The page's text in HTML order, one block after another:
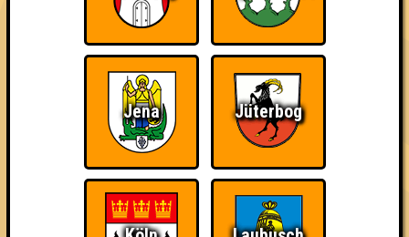
Abwechselnd ausgetüftelt und präsentiert von unseren guten
Freunden Hiero, Felix, Eva & Richard erwarten euch fünf Runden
mit jeweils bis zu 10 Fragen in den verschiedensten Formen,
Farben und Schwierigkeitsgraden.
Der Platz ist begrenzt, also reserviert am besten schnell einen
Tisch für euer Team, das maximal aus acht Personen bestehen
darf - Link in der Bio!
...und wenn du Bock hast, auch mal ein Quiz zu hosten, dann
melde dich einfach bei uns - wir sind immer auf der Suche nach
neuen Quizmaster*innen 🥰
Jena Jüterbog